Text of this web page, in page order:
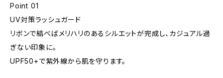
Point 01
UV対策ラッシュガード
リボンで結べばメリハリのあるシルエットが完成し、カジュアル過
ぎない印象に。
UPF50+で紫外線から肌を守ります。